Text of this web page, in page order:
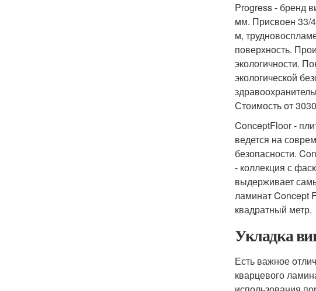
Progress - бренд
мм. Присвоен 33/
м,
поверхность.
экологичности.
экологической
Стоимость от
ConceptFloor -
ведется на
безопасности.
- коллекция с
выдерживает
ламинат Concept
квадратный метр.
Укладка
Есть важное
кварцевого